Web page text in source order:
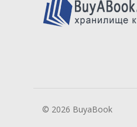
© 2026 BuyaBook